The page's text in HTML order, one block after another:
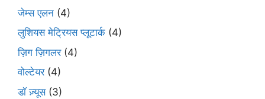
जेम्स एलन (4)
लुशियस मेट्रियस प्लूटार्क (4)
ज़िग ज़िगलर(4)
वोल्टेयर(4)
डॉ ज़्यूस(3)